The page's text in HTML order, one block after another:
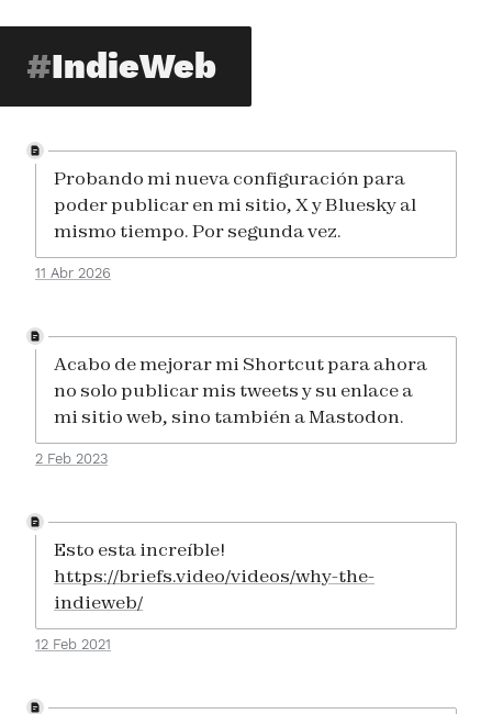
IndieWeb
Probando mi nueva configuración para
poder publicar en mi sitio, X y Bluesky al
mismo tiempo. Por segunda vez.
11 Abr 2026
Acabo de mejorar mi Shortcut para ahora
no solo publicar mis tweets y su enlace a
mi sitio web, sino también a Mastodon.
2 Feb 2023
Esto esta increíble!
https://briefs.video/videos/why-the-
indieweb/
12 Feb 2021